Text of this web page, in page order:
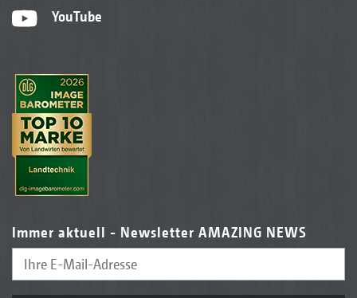
YouTube
Immer aktuell - Newsletter AMAZING NEWS